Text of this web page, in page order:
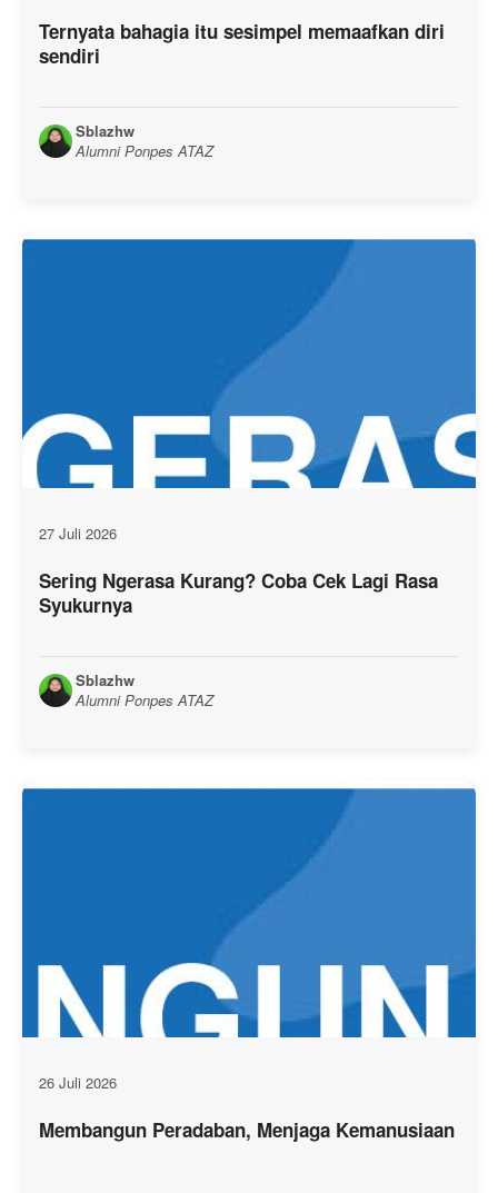
Ternyata bahagia itu sesimpel memaafkan diri
sendiri
Sblazhw
Alumni Ponpes ATAZ
27 Juli 2026
Sering Ngerasa Kurang? Coba Cek Lagi Rasa
Syukurnya
Sblazhw
Alumni Ponpes ATAZ
26 Juli 2026
Membangun Peradaban, Menjaga Kemanusiaan